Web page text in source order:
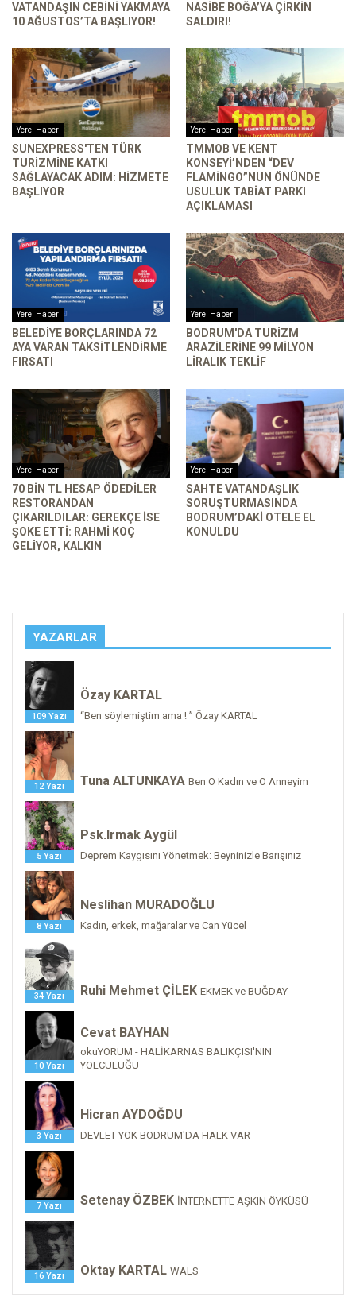
VATANDAŞIN CEBINI YAKMAYA
10 AĞUSTOS’TA BAŞLIYOR!
NASIBE BOĞA’YA ÇIRKIN
SALDIRI!
Yerel Haber
SUNEXPRESS'TEN TÜRK
TURIZMINE KATKI
SAĞLAYACAK ADIM: HIZMETE
BAŞLIYOR
Yerel Haber
TMMOB VE KENT
KONSEYI’NDEN “DEV
FLAMINGO”NUN ÖNÜNDE
USULUK TABIAT PARKI
AÇIKLAMASI
Yerel Haber
BELEDIYE BORÇLARINDA 72
AYA VARAN TAKSITLENDIRME
FIRSATI
Yerel Haber
BODRUM'DA TURIZM
ARAZILERINE 99 MILYON
LIRALIK TEKLIF
Yerel Haber
70 BIN TL HESAP ÖDEDILER
RESTORANDAN
ÇIKARILDILAR: GEREKÇE ISE
ŞOKE ETTI: RAHMI KOÇ
GELIYOR, KALKIN
Yerel Haber
SAHTE VATANDAŞLIK
SORUŞTURMASINDA
BODRUM’DAKI OTELE EL
KONULDU
YAZARLAR
109 Yazı
Özay KARTAL
“Ben söylemiştim ama ! ” Özay KARTAL
12 Yazı Tuna ALTUNKAYA Ben O Kadın ve O Anneyim
5 Yazı
Psk.Irmak Aygül
Deprem Kaygısını Yönetmek: Beyninizle Barışınız
8 Yazı
Neslihan MURADOĞLU
Kadın, erkek, mağaralar ve Can Yücel
34 Yazı Ruhi Mehmet ÇİLEK EKMEK ve BUĞDAY
10 Yazı
Cevat BAYHAN
okuYORUM - HALİKARNAS BALIKÇISI'NIN
YOLCULUĞU
3 Yazı
Hicran AYDOĞDU
DEVLET YOK BODRUM'DA HALK VAR
7 Yazı Setenay ÖZBEK İNTERNETTE AŞKIN ÖYKÜSÜ
16 Yazı Oktay KARTAL WALS